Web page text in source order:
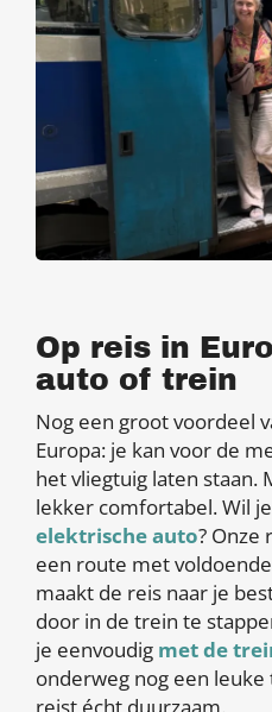
Op reis in
auto of trein
Nog een groot voordeel
Europa: je kan voor de
het vliegtuig laten staan.
lekker comfortabel. Wil je
elektrische auto? Onze
een route met
maakt de reis naar je
door in de trein te
je eenvoudig met de
onderweg nog een
reist écht duurzaam.